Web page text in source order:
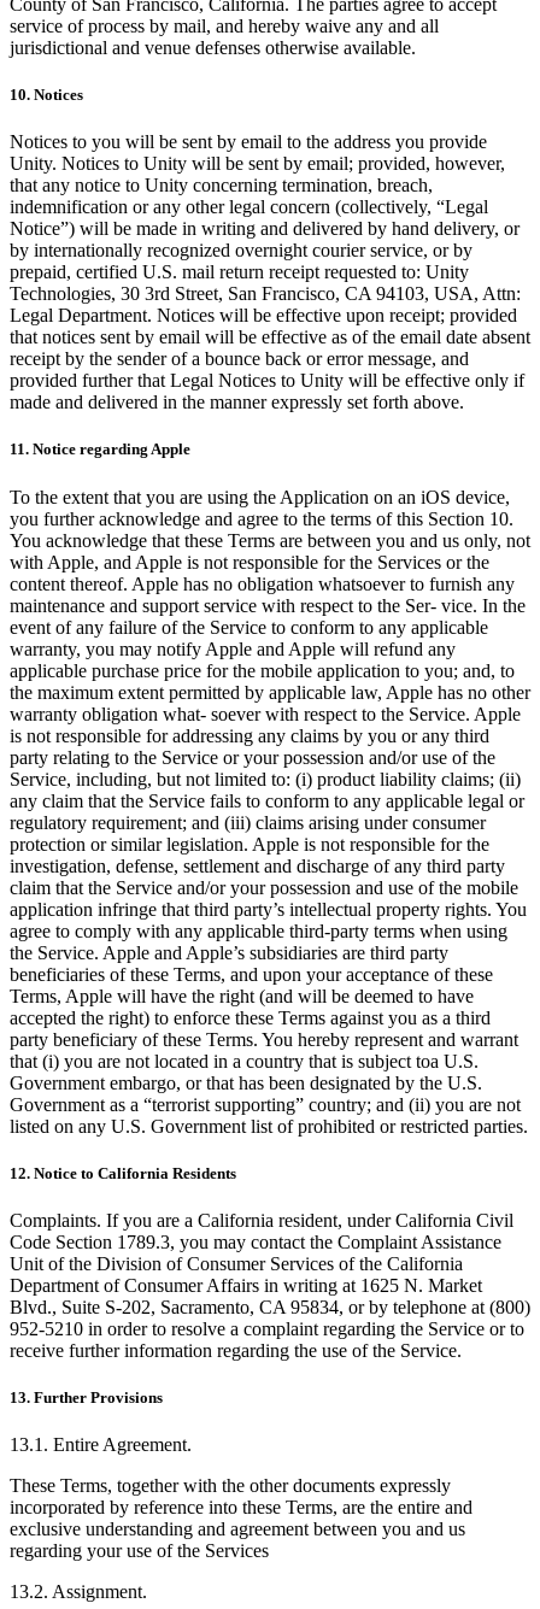
service of process by mail, and hereby waive any and all
jurisdictional and venue defenses otherwise available.
10. Notices
Notices to you will be sent by email to the address you provide
Unity. Notices to Unity will be sent by email; provided, however,
that any notice to Unity concerning termination, breach,
indemnification or any other legal concern (collectively, “Legal
Notice”) will be made in writing and delivered by hand delivery, or
by internationally recognized overnight courier service, or by
prepaid, certified U.S. mail return receipt requested to: Unity
Technologies, 30 3rd Street, San Francisco, CA 94103, USA, Attn:
Legal Department. Notices will be effective upon receipt; provided
that notices sent by email will be effective as of the email date absent
receipt by the sender of a bounce back or error message, and
provided further that Legal Notices to Unity will be effective only if
made and delivered in the manner expressly set forth above.
11. Notice regarding Apple
To the extent that you are using the Application on an iOS device,
you further acknowledge and agree to the terms of this Section 10.
You acknowledge that these Terms are between you and us only, not
with Apple, and Apple is not responsible for the Services or the
content thereof. Apple has no obligation whatsoever to furnish any
maintenance and support service with respect to the Ser- vice. In the
event of any failure of the Service to conform to any applicable
warranty, you may notify Apple and Apple will refund any
applicable purchase price for the mobile application to you; and, to
the maximum extent permitted by applicable law, Apple has no other
warranty obligation what- soever with respect to the Service. Apple
is not responsible for addressing any claims by you or any third
party relating to the Service or your possession and/or use of the
Service, including, but not limited to: (i) product liability claims; (ii)
any claim that the Service fails to conform to any applicable legal or
regulatory requirement; and (iii) claims arising under consumer
protection or similar legislation. Apple is not responsible for the
investigation, defense, settlement and discharge of any third party
claim that the Service and/or your possession and use of the mobile
application infringe that third party’s intellectual property rights. You
agree to comply with any applicable third-party terms when using
the Service. Apple and Apple’s subsidiaries are third party
beneficiaries of these Terms, and upon your acceptance of these
Terms, Apple will have the right (and will be deemed to have
accepted the right) to enforce these Terms against you as a third
party beneficiary of these Terms. You hereby represent and warrant
that (i) you are not located in a country that is subject toa U.S.
Government embargo, or that has been designated by the U.S.
Government as a “terrorist supporting” country; and (ii) you are not
listed on any U.S. Government list of prohibited or restricted parties.
12. Notice to California Residents
Complaints. If you are a California resident, under California Civil
Code Section 1789.3, you may contact the Complaint Assistance
Unit of the Division of Consumer Services of the California
Department of Consumer Affairs in writing at 1625 N. Market
Blvd., Suite S-202, Sacramento, CA 95834, or by telephone at (800)
952-5210 in order to resolve a complaint regarding the Service or to
receive further information regarding the use of the Service.
13. Further Provisions
13.1. Entire Agreement.
These Terms, together with the other documents expressly
incorporated by reference into these Terms, are the entire and
exclusive understanding and agreement between you and us
regarding your use of the Services
13.2. Assignment.